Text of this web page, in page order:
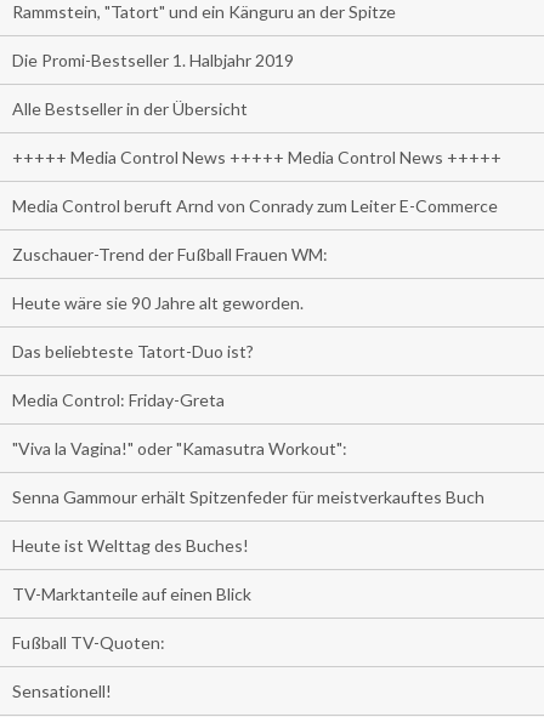
Rammstein, "Tatort" und ein Känguru an der Spitze
Die Promi-Bestseller 1. Halbjahr 2019
Alle Bestseller in der Übersicht
+++++ Media Control News +++++ Media Control News +++++
Media Control beruft Arnd von Conrady zum Leiter E-Commerce
Zuschauer-Trend der Fußball Frauen WM:
Heute wäre sie 90 Jahre alt geworden.
Das beliebteste Tatort-Duo ist?
Media Control: Friday-Greta
"Viva la Vagina!" oder "Kamasutra Workout":
Senna Gammour erhält Spitzenfeder für meistverkauftes Buch
Heute ist Welttag des Buches!
TV-Marktanteile auf einen Blick
Fußball TV-Quoten:
Sensationell!